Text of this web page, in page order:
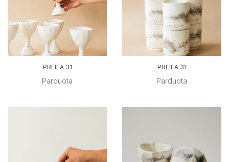
PREILA 31
Parduota
PREILA 31
Parduota